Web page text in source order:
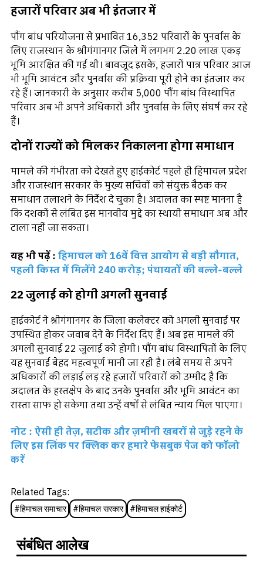
हजारों परिवार अब भी इंतजार में
पौंग बांध परियोजना से प्रभावित 16,352 परिवारों के पुनर्वास के
लिए राजस्थान के श्रीगंगानगर जिले में लगभग 2.20 लाख एकड़
भूमि आरक्षित की गई थी। बावजूद इसके, हजारों पात्र परिवार आज
भी भूमि आवंटन और पुनर्वास की प्रक्रिया पूरी होने का इंतजार कर
रहे हैं। जानकारी के अनुसार करीब 5,000 पौंग बांध विस्थापित
परिवार अब भी अपने अधिकारों और पुनर्वास के लिए संघर्ष कर रहे
हैं।
दोनों राज्यों को मिलकर निकालना होगा समाधान
मामले की गंभीरता को देखते हुए हाईकोर्ट पहले ही हिमाचल प्रदेश
और राजस्थान सरकार के मुख्य सचिवों को संयुक्त बैठक कर
समाधान तलाशने के निर्देश दे चुका है। अदालत का स्पष्ट मानना है
कि दशकों से लंबित इस मानवीय मुद्दे का स्थायी समाधान अब और
टाला नहीं जा सकता।
यह भी पढ़ें : हिमाचल को 16वें वित्त आयोग से बड़ी सौगात,
पहली किस्त में मिलेंगे 240 करोड़; पंचायतों की बल्ले-बल्ले
22 जुलाई को होगी अगली सुनवाई
हाईकोर्ट ने श्रीगंगानगर के जिला कलेक्टर को अगली सुनवाई पर
उपस्थित होकर जवाब देने के निर्देश दिए हैं। अब इस मामले की
अगली सुनवाई 22 जुलाई को होगी। पौंग बांध विस्थापितों के लिए
यह सुनवाई बेहद महत्वपूर्ण मानी जा रही है। लंबे समय से अपने
अधिकारों की लड़ाई लड़ रहे हजारों परिवारों को उम्मीद है कि
अदालत के हस्तक्षेप के बाद उनके पुनर्वास और भूमि आवंटन का
रास्ता साफ हो सकेगा तथा उन्हें वर्षों से लंबित न्याय मिल पाएगा।
नोट : ऐसी ही तेज़, सटीक और ज़मीनी खबरों से जुड़े रहने के
लिए इस लिंक पर क्लिक कर हमारे फेसबुक पेज को फॉलो
करें
Related Tags:
#हिमाचल समाचार #हिमाचल सरकार #हिमाचल हाईकोर्ट
संबंधित आलेख